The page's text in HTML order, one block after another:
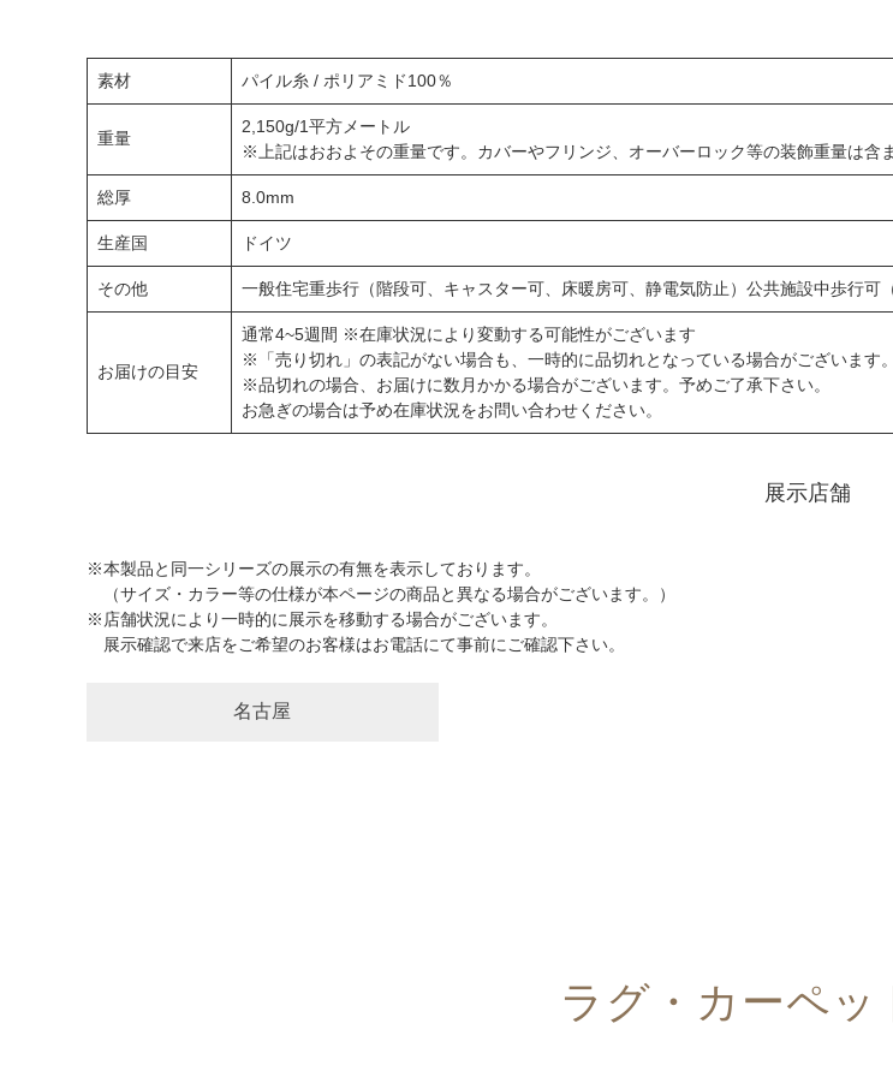
素材 パイル糸 / ポリアミド100％
重量
2,150g/1平方メートル
※上記はおおよその重量です。カバーやフリンジ、オーバーロック等の装飾重量は含
総厚 8.0mm
生産国 ドイツ
その他 一般住宅重歩行（階段可、キャスター可、床暖房可、静電気防止）公共施設中歩行可
お届けの目安
通常4~5週間 ※在庫状況により変動する可能性がございます
※「売り切れ」の表記がない場合も、一時的に品切れとなっている場合がございます。
※品切れの場合、お届けに数月かかる場合がございます。予めご了承下さい。
お急ぎの場合は予め在庫状況をお問い合わせください。
展示店舗
※本製品と同一シリーズの展示の有無を表示しております。
（サイズ・カラー等の仕様が本ページの商品と異なる場合がございます。）
※店舗状況により一時的に展示を移動する場合がございます。
展示確認で来店をご希望のお客様はお電話にて事前にご確認下さい。
名古屋
ラグ・カーペッ